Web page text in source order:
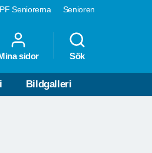
Seniorerna Senioren
sidor Sök
Bildgalleri